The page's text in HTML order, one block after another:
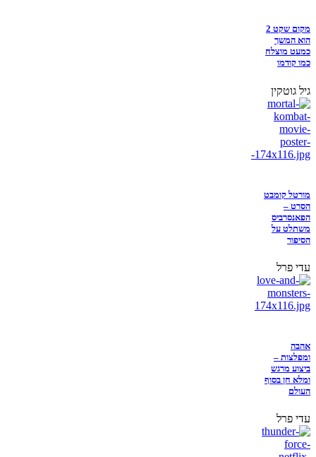
מקום שקט 2
הוא המשך
כמעט מוצלח
כמו קודמו
גיל גוטקין
מורטל קומבט
הסרט –
הפאנסרביס
משתלט על
הסיפור
עדי פרל
אהבה
ומפלצות –
ביצוע מרגש
ומלא חן בסוף
העולם
עדי פרל